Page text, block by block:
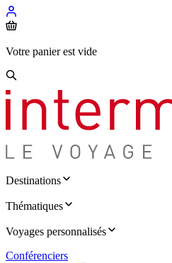
Votre panier est vide
Destinations
Thématiques
Voyages personnalisés
Conférenciers